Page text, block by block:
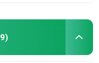
cor